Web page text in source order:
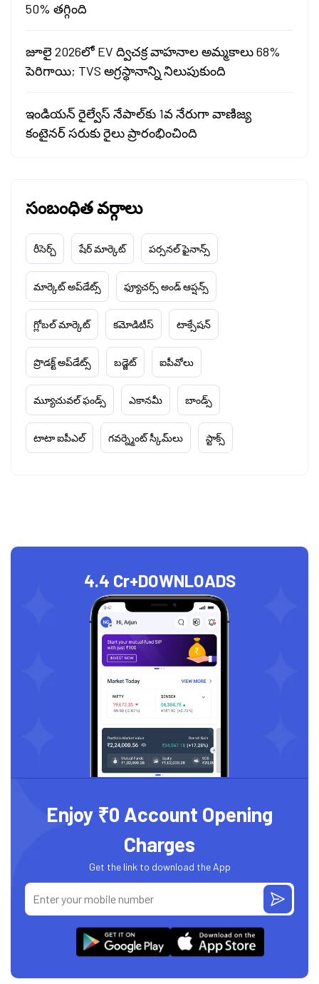
50% తగ్గింది
జూలై 2026లో EV ద్విచక్ర వాహనాల అమ్మకాలు 68%
పెరిగాయి; TVS అగ్రస్థానాన్ని నిలుపుకుంది
ఇండియన్ రైల్వేస్ నేపాల్‌కు 1వ నేరుగా వాణిజ్య
కంటైనర్ సరుకు రైలు ప్రారంభించింది
సంబంధిత వర్గాలు
రీసెర్చ్ షేర్ మార్కెట్ పర్సనల్ ఫైనాన్స్
మార్కెట్ అప్‌డేట్స్ ఫ్యూచర్స్ అండ్ ఆప్షన్స్
గ్లోబల్ మార్కెట్ కమోడిటీస్ టాక్సేషన్
ప్రొడక్ట్ అప్‌డేట్స్ బడ్జెట్ ఐపీవోలు
మ్యూచువల్ ఫండ్స్ ఎకానమీ బాండ్స్
టాటా ఐపీఎల్ గవర్న్మెంట్ స్కీమ్‌లు స్టాక్స్
4.4 Cr+DOWNLOADS
Enjoy ₹0 Account Opening
Charges
Get the link to download the App